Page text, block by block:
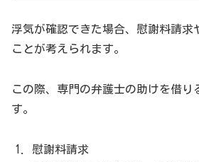
浮気が確認できた場合、慰謝料請求
ことが考えられます。
この際、専門の弁護士の助けを借り
す。
慰謝料請求